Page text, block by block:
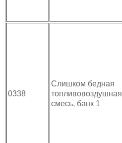
0338
Слишком бедная
топливовоздушная
смесь, банк 1